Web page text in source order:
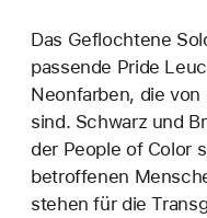
Das Geflochtene
passende Pride
Neonfarben, die
sind. Schwarz und
der People of Color
betroffenen
stehen für die